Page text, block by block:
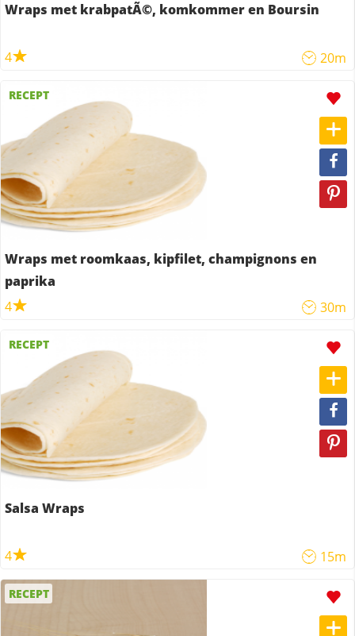
Wraps met krabpatÃ©, komkommer en Boursin
4 20m
RECEPT
Wraps met roomkaas, kipfilet, champignons en
paprika
4
30m
RECEPT
Salsa Wraps
4 15m
RECEPT